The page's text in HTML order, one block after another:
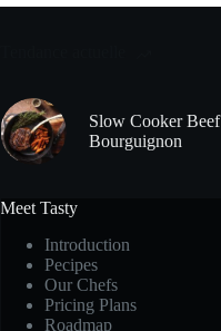
Slow Cooker Beef
Bourguignon
Meet Tasty
Introduction
Pecipes
Our Chefs
Pricing Plans
Roadmap